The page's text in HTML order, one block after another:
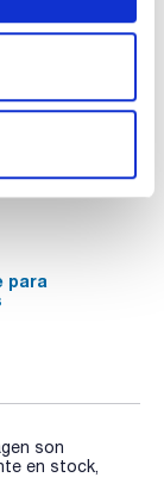
para
son
en stock,